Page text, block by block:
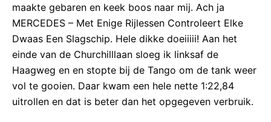
maakte gebaren en keek boos naar mij. Ach ja
MERCEDES – Met Enige Rijlessen Controleert Elke
Dwaas Een Slagschip. Hele dikke doeiiiii! Aan het
einde van de Churchilllaan sloeg ik linksaf de
Haagweg en en stopte bij de Tango om de tank weer
vol te gooien. Daar kwam een hele nette 1:22,84
uitrollen en dat is beter dan het opgegeven verbruik.